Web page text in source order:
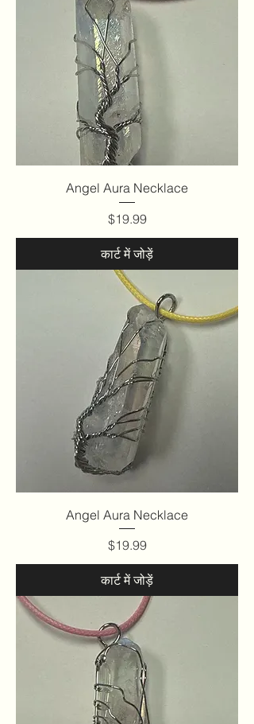
Angel Aura Necklace
मूल्य
$19.99
कार्ट में जोड़ें
Angel Aura Necklace
मूल्य
$19.99
कार्ट में जोड़ें